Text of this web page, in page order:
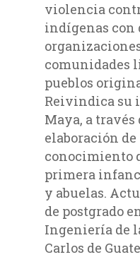
violencia
indígenas con
comunidades
pueblos
Reivindica su
Maya, a
elaboración
conocimiento
primera
y abuelas.
de postgrado
Ingeniería de
Carlos de